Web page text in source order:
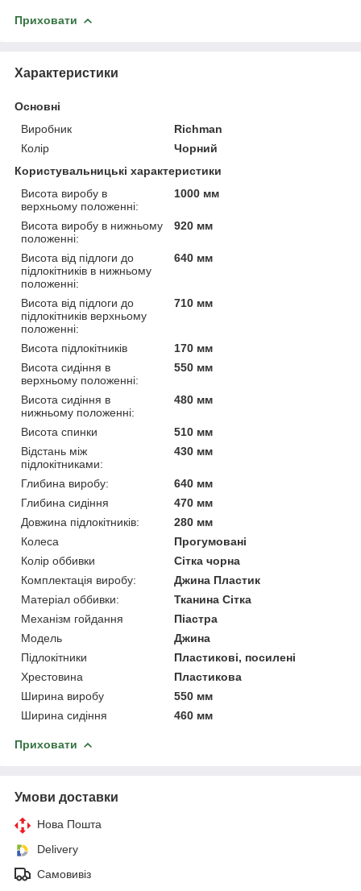
Приховати
Характеристики
Основні
Виробник
Richman
Колір
Чорний
Користувальницькі характеристики
Висота виробу в
верхньому положенні:
1000 мм
Висота виробу в нижньому
положенні:
920 мм
Висота від підлоги до
підлокітників в нижньому
положенні:
640 мм
Висота від підлоги до
підлокітників верхньому
положенні:
710 мм
Висота підлокітників
170 мм
Висота сидіння в
верхньому положенні:
550 мм
Висота сидіння в
нижньому положенні:
480 мм
Висота спинки
510 мм
Відстань між
підлокітниками:
430 мм
Глибина виробу:
640 мм
Глибина сидіння
470 мм
Довжина підлокітників:
280 мм
Колеса
Прогумовані
Колір оббивки
Сітка чорна
Комплектація виробу:
Джина Пластик
Матеріал оббивки:
Тканина Сітка
Механізм гойдання
Піастра
Мoдель
Джина
Підлокітники
Пластикові, посилені
Хрестовина
Пластикова
Ширина виробу
550 мм
Ширина сидіння
460 мм
Приховати
Умови доставки
Нова Пошта
Delivery
Самовивіз